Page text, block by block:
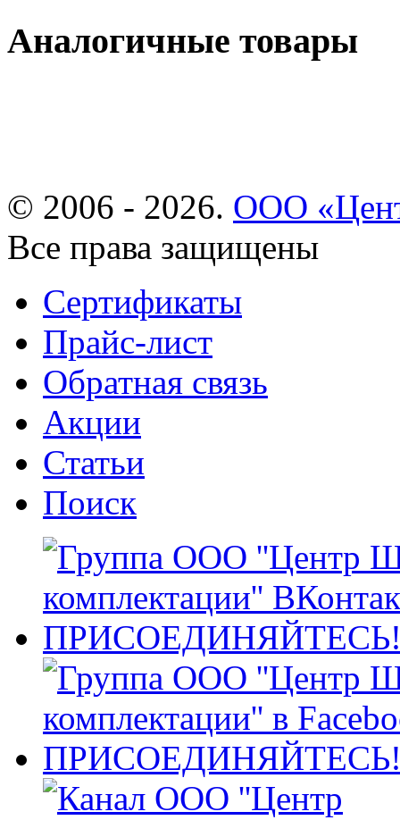
Аналогичные товары
© 2006 - 2026. ООО
Все права защищены
Сертификаты
Прайс-лист
Обратная связь
Акции
Статьи
Поиск